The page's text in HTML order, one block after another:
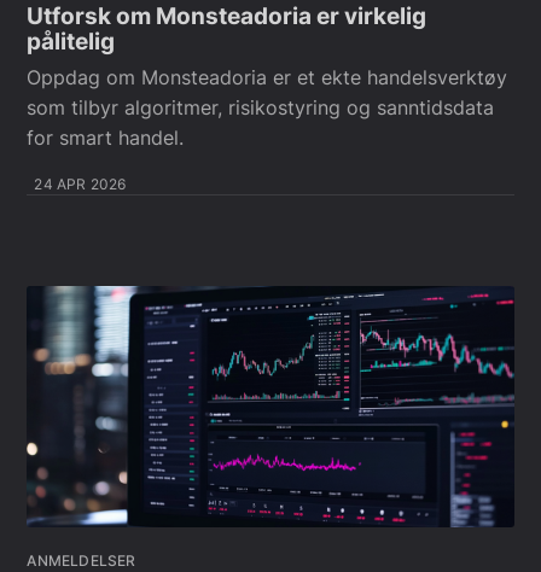
Utforsk om Monsteadoria er virkelig
pålitelig
Oppdag om Monsteadoria er et ekte handelsverktøy
som tilbyr algoritmer, risikostyring og sanntidsdata
for smart handel.
24 APR 2026
ANMELDELSER